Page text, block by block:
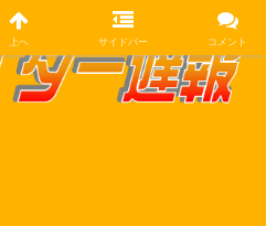
上へ サイドバー コメント